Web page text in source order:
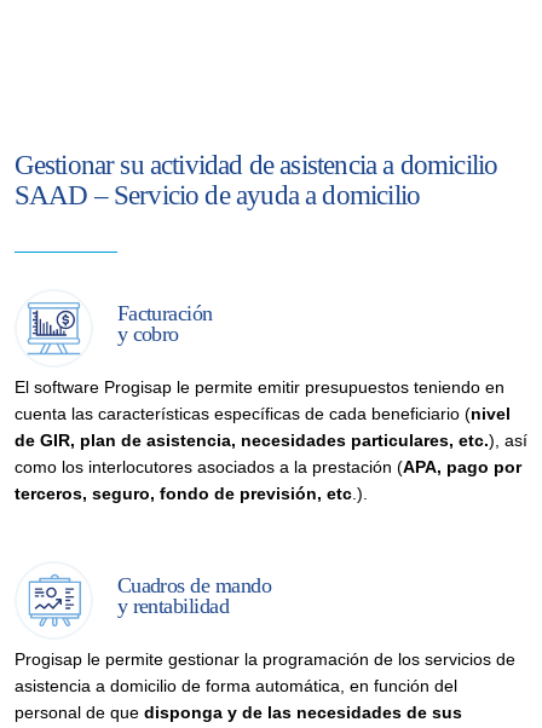
Gestionar su actividad de asistencia a domicilio
SAAD – Servicio de ayuda a domicilio
Facturación
y cobro
El software Progisap le permite emitir presupuestos teniendo en
cuenta las características específicas de cada beneficiario (nivel
de GIR, plan de asistencia, necesidades particulares, etc.), así
como los interlocutores asociados a la prestación (APA, pago por
terceros, seguro, fondo de previsión, etc.).
Cuadros de mando
y rentabilidad
Progisap le permite gestionar la programación de los servicios de
asistencia a domicilio de forma automática, en función del
personal de quedisponga y de las necesidades de sus